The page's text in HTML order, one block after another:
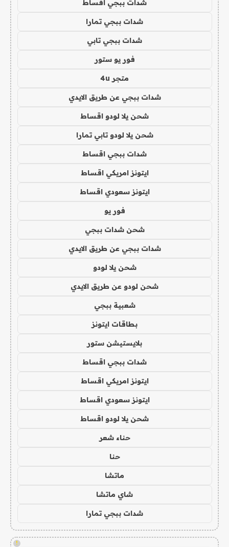
شدات ببجي اقساط
شدات ببجي تمارا
شدات ببجي تابي
فور يو ستور
متجر 4u
شدات ببجي عن طريق الايدي
شحن يلا لودو اقساط
شحن يلا لودو تابي تمارا
شدات ببجي اقساط
ايتونز امريكي اقساط
ايتونز سعودي اقساط
فور يو
شحن شدات ببجي
شدات ببجي عن طريق الايدي
شحن يلا لودو
شحن لودو عن طريق الايدي
شعبية ببجي
بطاقات ايتونز
بلايستيشن ستور
شدات ببجي اقساط
ايتونز امريكي اقساط
ايتونز سعودي اقساط
شحن يلا لودو اقساط
حناء شعر
حنا
ماتشا
شاي ماتشا
شدات ببجي تمارا
!